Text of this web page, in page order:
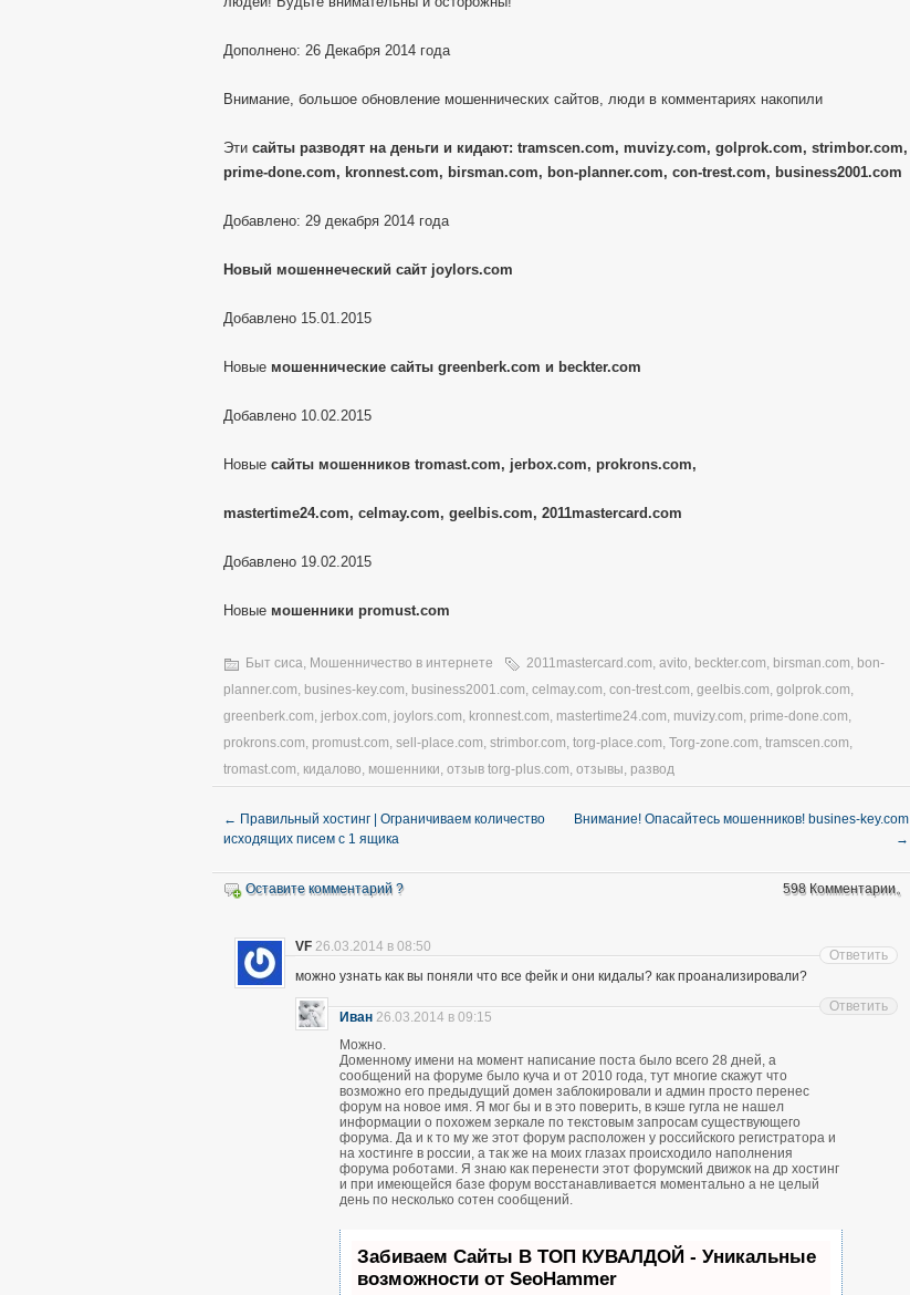
Дополнено: 26 Декабря 2014 года
Внимание, большое обновление мошеннических сайтов, люди в комментариях накопили
Эти сайты разводят на деньги и кидают: tramscen.com, muvizy.com, golprok.com, strimbor.com,
prime-done.com, kronnest.com, birsman.com, bon-planner.com, con-trest.com, business2001.com
Добавлено: 29 декабря 2014 года
Новый мошеннеческий сайт joylors.com
Добавлено 15.01.2015
Новые мошеннические сайты greenberk.com и beckter.com
Добавлено 10.02.2015
Новые сайты мошенников tromast.com, jerbox.com, prokrons.com,
mastertime24.com, celmay.com, geelbis.com, 2011mastercard.com
Добавлено 19.02.2015
Новые мошенники promust.com
Быт сиса, Мошенничество в интернете 2011mastercard.com, avito, beckter.com, birsman.com, bon-
planner.com, busines-key.com, business2001.com, celmay.com, con-trest.com, geelbis.com, golprok.com,
greenberk.com, jerbox.com, joylors.com, kronnest.com, mastertime24.com, muvizy.com, prime-done.com,
prokrons.com, promust.com, sell-place.com, strimbor.com, torg-place.com, Torg-zone.com, tramscen.com,
tromast.com, кидалово, мошенники, отзыв torg-plus.com, отзывы, развод
← Правильный хостинг | Ограничиваем количество
исходящих писем с 1 ящика
Внимание! Опасайтесь мошенников! busines-key.com
→
Оставите комментарий ? 598 Комментарии。
VF 26.03.2014 в 08:50
можно узнать как вы поняли что все фейк и они кидалы? как проанализировали?
Ответить
Иван 26.03.2014 в 09:15
Можно.
Доменному имени на момент написание поста было всего 28 дней, а
сообщений на форуме было куча и от 2010 года, тут многие скажут что
возможно его предыдущий домен заблокировали и админ просто перенес
форум на новое имя. Я мог бы и в это поверить, в кэше гугла не нашел
информации о похожем зеркале по текстовым запросам существующего
форума. Да и к то му же этот форум расположен у российского регистратора и
на хостинге в россии, а так же на моих глазах происходило наполнения
форума роботами. Я знаю как перенести этот форумский движок на др хостинг
и при имеющейся базе форум восстанавливается моментально а не целый
день по несколько сотен сообщений.
Забиваем Сайты В ТОП КУВАЛДОЙ - Уникальные
возможности от SeoHammer
Ответить